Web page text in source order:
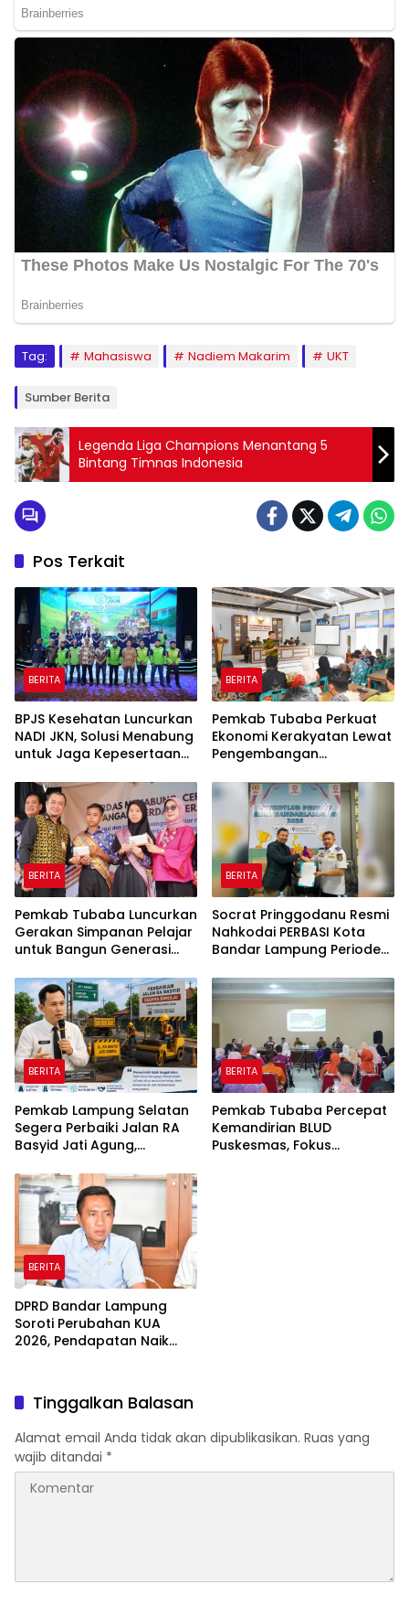
Tag: Mahasiswa Nadiem Makarim UKT
Sumber Berita
Legenda Liga Champions Menantang 5
Bintang Timnas Indonesia
Pos Terkait
BERITA
BPJS Kesehatan Luncurkan
NADI JKN, Solusi Menabung
untuk Jaga Kepesertaan
BERITA
Pemkab Tubaba Perkuat
Ekonomi Kerakyatan Lewat
Pengembangan
Penyaluran KUR
BERITA
Pemkab Tubaba Luncurkan
Gerakan Simpanan Pelajar
untuk Bangun Generasi
BERITA
Socrat Pringgodanu Resmi
Nahkodai PERBASI Kota
Bandar Lampung Periode
BERITA
Pemkab Lampung Selatan
Segera Perbaiki Jalan RA
Basyid Jati Agung,
Disiapkan
BERITA
Pemkab Tubaba Percepat
Kemandirian BLUD
Puskesmas, Fokus
BERITA
DPRD Bandar Lampung
Soroti Perubahan KUA
2026, Pendapatan Naik
Tinggalkan Balasan
Alamat email Anda tidak akan dipublikasikan. Ruas yang
wajib ditandai *